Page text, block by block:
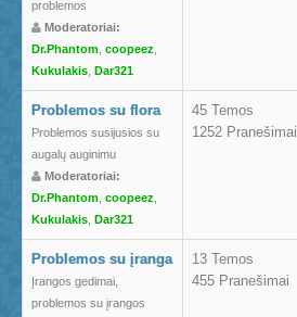
problemos
Moderatoriai:
Dr.Phantom coopeez
Kukulakis Dar321
Problemos su flora
Problemos susijusios su
augalų auginimu
Moderatoriai:
Dr.Phantom coopeez
Kukulakis Dar321
45 Temos
1252 Pranešimai
Problemos su įranga
Įrangos gedimai,
problemos su įrangos
13 Temos
455 Pranešimai